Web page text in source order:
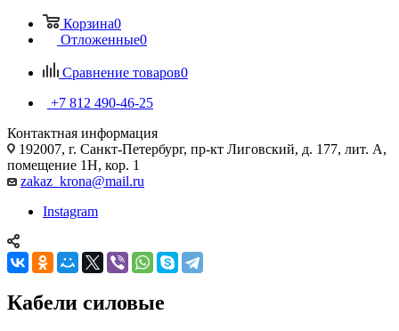
Корзина0
Отложенные0
Сравнение товаров0
+7 812 490-46-25
Контактная информация
192007, г. Санкт-Петербург, пр-кт Лиговский, д. 177, лит. А,
помещение 1Н, кор. 1
zakaz_krona@mail.ru
Instagram
Кабели силовые